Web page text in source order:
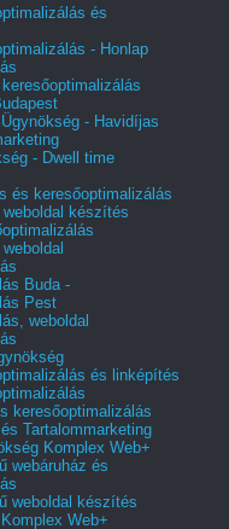
és
- Honlap
- Havidíjas
- Dwell time
és keresőoptimalizálás
készítés
Buda -
Pest
weboldal
és linképítés
keresőoptimalizálás
Tartalommarketing
Komplex Web+
webáruház és
weboldal készítés
Web+